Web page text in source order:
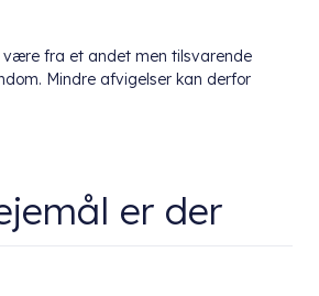
være fra et andet men tilsvarende
Mindre afvigelser kan derfor
er der